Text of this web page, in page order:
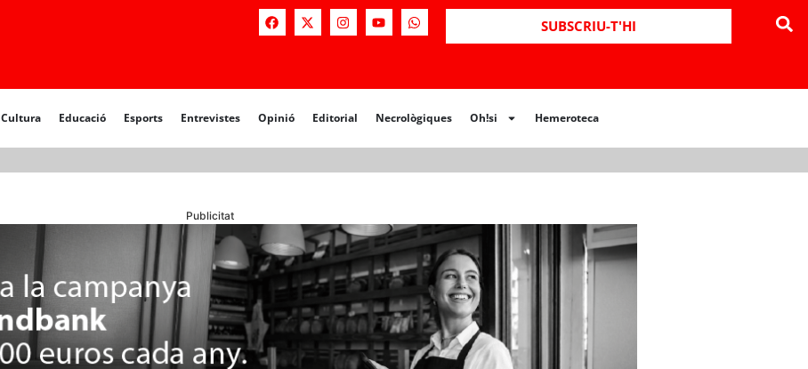
SUBSCRIU-T'HI
Cultura Educació Esports Entrevistes Opinió Editorial Necrològiques Oh!si Hemeroteca
Opinió Editorial Necrològiques Hemeroteca
Publicitat